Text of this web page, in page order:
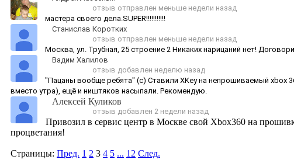
отзыв отправлен меньше недели назад
мастера своего дела.SUPER!!!!!!!!!!!
Станислав Коротких
отзыв отправлен меньше недели назад
Москва, ‎ул. Трубная, 25 строение 2 Никаких нарицаний нет!
Вадим Халилов
отзыв добавлен неделю назад
"Пацаны вообще ребята" (с) Ставили XKey на непрошиваемый xbox
вместо утра), ещё и ништяков насыпали. Рекомендую.
Алексей Куликов
отзыв добавлен 2 недели назад
Привозил в сервис центр в Москве свой Xbox360 на
процветания!
Страницы: Пред. 1 2 3 4 5 ... 12 След.